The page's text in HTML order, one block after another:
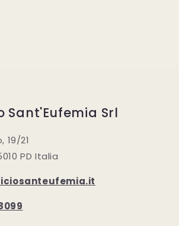
Sant'Eufemia Srl
19/21
PD Italia